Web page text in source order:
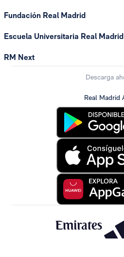
Fundación Real Madrid
Escuela Universitaria Real Madrid
RM Next
Descarga
Real Madrid